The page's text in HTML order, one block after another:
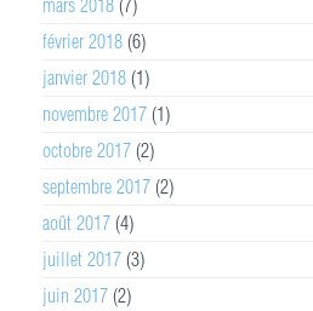
février 2018 (6)
janvier 2018 (1)
novembre 2017 (1)
octobre 2017 (2)
septembre 2017 (2)
août 2017 (4)
juillet 2017 (3)
juin 2017 (2)